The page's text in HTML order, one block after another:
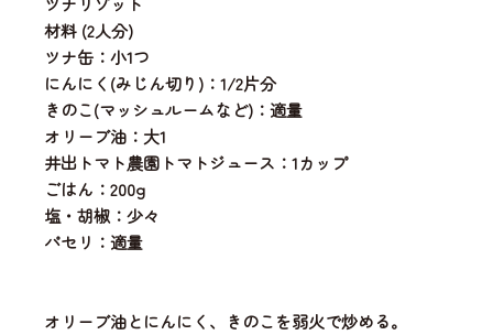
材料 (2人分)
ツナ缶：小1つ
にんにく(みじん切り)：1/2片分
きのこ(マッシュルームなど)：適量
オリーブ油：大1
井出トマト農園トマトジュース：1カップ
ごはん：200g
塩・胡椒：少々
パセリ：適量
オリーブ油とにんにく、きのこを弱火で炒める。